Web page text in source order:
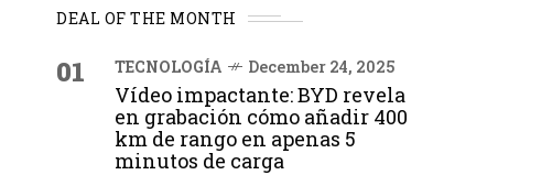
DEAL OF THE MONTH
01 TECNOLOGÍA December 24, 2025
Vídeo impactante: BYD revela
en grabación cómo añadir 400
km de rango en apenas 5
minutos de carga